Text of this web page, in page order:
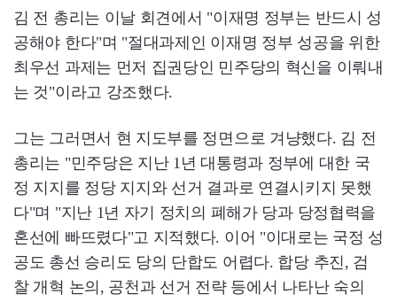
김 전 총리는 이날 회견에서 "이재명 정부는 반드시 성
공해야 한다"며 "절대과제인 이재명 정부 성공을 위한
최우선 과제는 먼저 집권당인 민주당의 혁신을 이뤄내
는 것"이라고 강조했다.
그는 그러면서 현 지도부를 정면으로 겨냥했다. 김 전
총리는 "민주당은 지난 1년 대통령과 정부에 대한 국
정 지지를 정당 지지와 선거 결과로 연결시키지 못했
다"며 "지난 1년 자기 정치의 폐해가 당과 당정협력을
혼선에 빠뜨렸다"고 지적했다. 이어 "이대로는 국정 성
공도 총선 승리도 당의 단합도 어렵다. 합당 추진, 검
찰 개혁 논의, 공천과 선거 전략 등에서 나타난 숙의